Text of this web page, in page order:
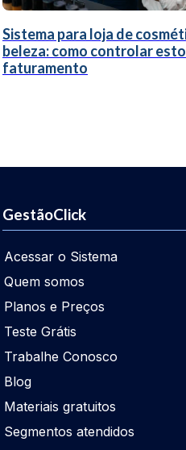
Sistema para loja de
beleza: como controlar
faturamento
GestãoClick
Acessar o Sistema
Quem somos
Planos e Preços
Teste Grátis
Trabalhe Conosco
Blog
Materiais gratuitos
Segmentos atendidos